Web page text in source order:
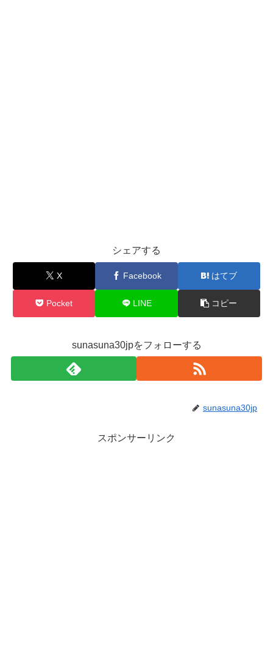
シェアする
X Facebook はてブ
Pocket LINE コピー
sunasuna30jpをフォローする
sunasuna30jp
スポンサーリンク